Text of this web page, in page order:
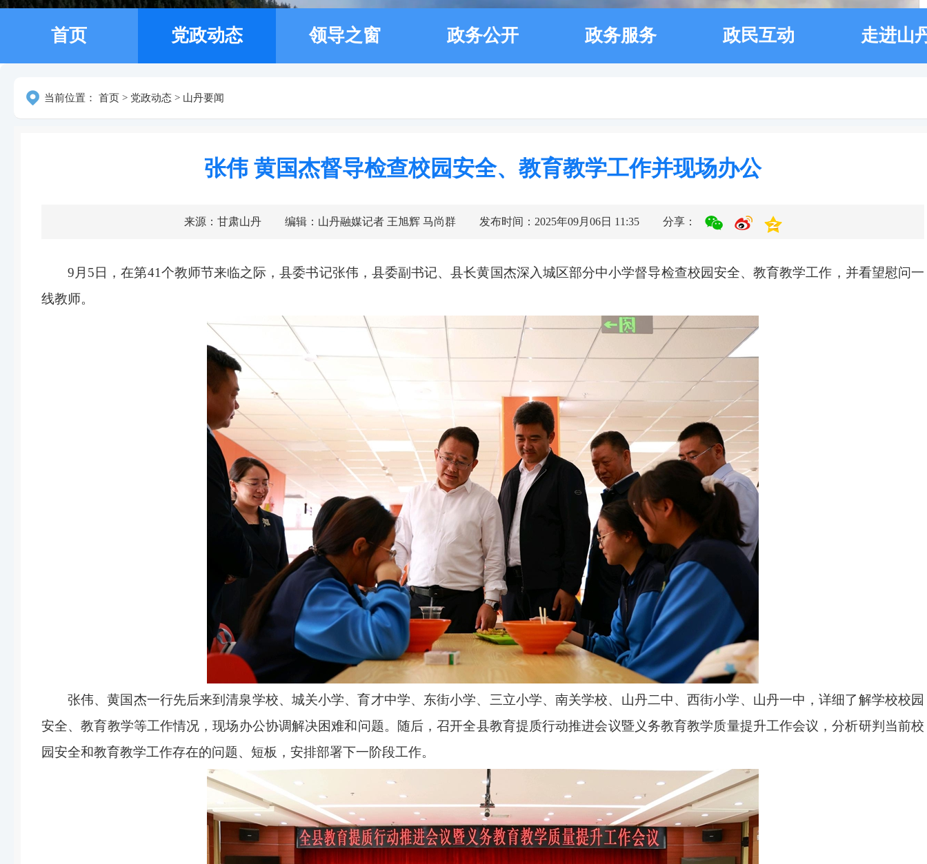
首页 党政动态 领导之窗 政务公开 政务服务 政民互动 走进山
当前位置： 首页 > 党政动态 > 山丹要闻
张伟 黄国杰督导检查校园安全、教育教学工作并现场办公
来源：甘肃山丹 编辑：山丹融媒记者 王旭辉 马尚群 发布时间：2025年09月06日 11:35 分享：
9月5日，在第41个教师节来临之际，县委书记张伟，县委副书记、县长黄国杰深入城区部分中小学督导检查校园安全、教育教学工作，并看望慰问一
线教师。
张伟、黄国杰一行先后来到清泉学校、城关小学、育才中学、东街小学、三立小学、南关学校、山丹二中、西街小学、山丹一中，详细了解学校校园
安全、教育教学等工作情况，现场办公协调解决困难和问题。随后，召开全县教育提质行动推进会议暨义务教育教学质量提升工作会议，分析研判当前校
园安全和教育教学工作存在的问题、短板，安排部署下一阶段工作。